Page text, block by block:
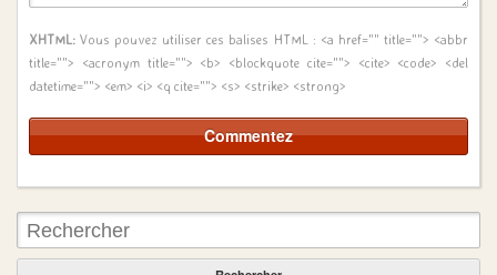
XHTML: Vous pouvez utiliser ces balises HTML : <a href="" title=""> <abbr
title=""> <acronym title=""> <b> <blockquote cite=""> <cite> <code> <del
datetime=""> <em> <i> <q cite=""> <s> <strike> <strong>
Rechercher: